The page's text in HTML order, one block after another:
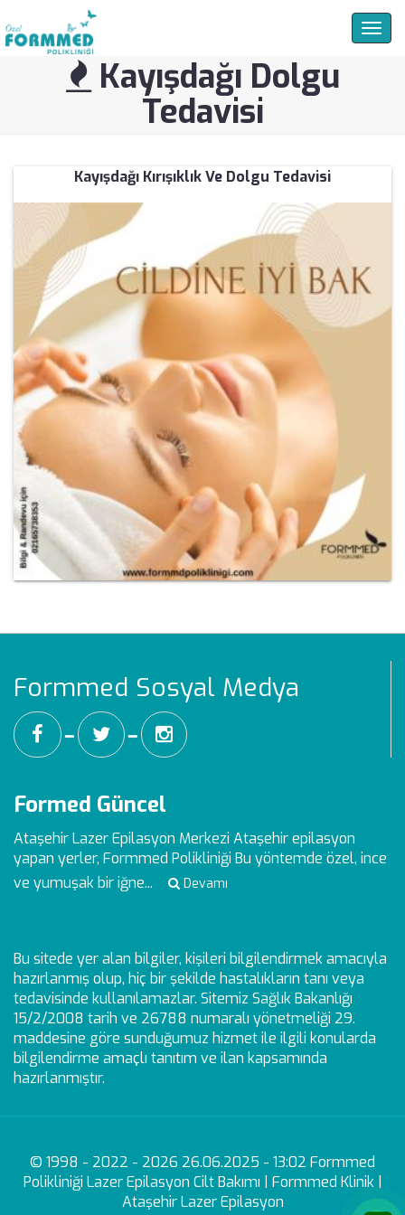
Kayışdağı Dolgu
Tedavisi
Kayışdağı Kırışıklık Ve Dolgu Tedavisi
Formmed Sosyal Medya
━ ━
Formed Güncel
Ataşehir Lazer Epilasyon Merkezi Ataşehir epilasyon
yapan yerler, Formmed Polikliniği Bu yöntemde özel, ince
ve yumuşak bir iğne...
Devamı
Bu sitede yer alan bilgiler, kişileri bilgilendirmek amacıyla
hazırlanmış olup, hiç bir şekilde hastalıkların tanı veya
tedavisinde kullanılamazlar. Sitemiz Sağlık Bakanlığı
15/2/2008 tarih ve 26788 numaralı yönetmeliği 29.
maddesine göre sunduğumuz hizmet ile ilgili konularda
bilgilendirme amaçlı tanıtım ve ilan kapsamında
hazırlanmıştır.
© 1998 - 2022 - 2026 26.06.2025 - 13:02 Formmed
Polikliniği Lazer Epilasyon Cilt Bakımı | Formmed Klinik |
Ataşehir Lazer Epilasyon